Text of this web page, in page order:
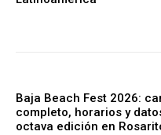
Baja Beach Fest 2026:
completo, horarios y
octava edición en